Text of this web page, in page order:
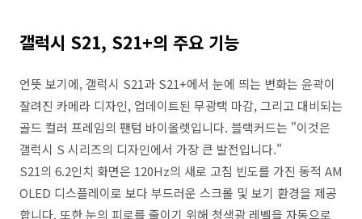
갤럭시 S21, S21+의 주요 기능
언뜻 보기에, 갤럭시 S21과 S21+에서 눈에 띄는 변화는 윤곽이
잘려진 카메라 디자인, 업데이트된 무광택 마감, 그리고 대비되는
골드 컬러 프레임의 팬텀 바이올렛입니다. 블랙커드는 "이것은
갤럭시 S 시리즈의 디자인에서 가장 큰 발전입니다."
S21의 6.2인치 화면은 120Hz의 새로 고침 빈도를 가진 동적 AM
OLED 디스플레이로 보다 부드러운 스크롤 및 보기 환경을 제공
합니다. 또한 눈의 피로를 줄이기 위해 청색광 레벨을 자동으로